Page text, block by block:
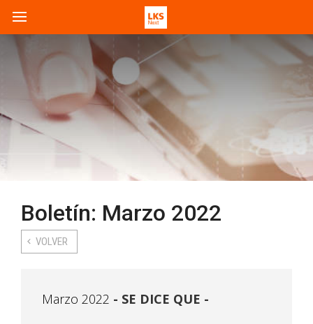
Boletín: Marzo 2022
VOLVER
Marzo 2022 SE DICE QUE -